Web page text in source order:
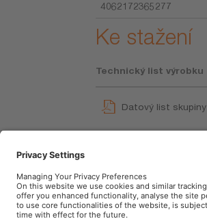
4062172365277
Ke stažení
Technický list výrobku
Datový list skupiny